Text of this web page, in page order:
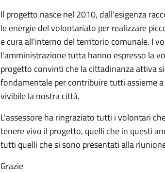
Il progetto nasce nel 2010, dall'esigenza
le energie del volontariato per realizzare
e cura all'interno del territorio comunale. I
l'amministrazione tutta hanno espresso la
progetto convinti che la cittadinanza attiva
fondamentale per contribuire tutti assieme
vivibile la nostra città.
L'assessore ha ringraziato tutti i volontari
tenere vivo il progetto, quelli che in questi
tutti quelli che si sono presentati alla
Grazie